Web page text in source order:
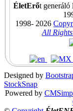
ÉletErőt generáló
1998- 2026
All
Designed by
StockSnap
Powered by